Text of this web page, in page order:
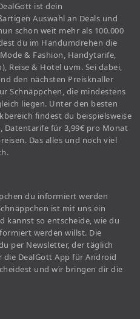
ist dein
Auswahl an Deals und
schon weit mehr als 100.000
du im Handumdrehen die
& Fashion, Handytarife,
Reise & Hotel uvm. Sei dabei,
den nächsten Preisknaller
Schnäppchen, die mindestens
liegen. Unter den besten
findest du beispielsweise
Datentarife für 3,99€ pro Monat
Das alles und noch viel
du informiert werden
ist mit uns ein
kannst so entscheide, wie du
werden willst. Die
per Newsletter, der täglich
DealGott App für Android
und wir bringen dir die